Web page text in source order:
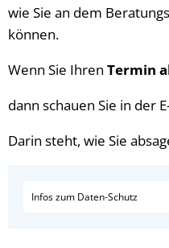
wie Sie an dem
können.
Wenn Sie Ihren Termin
dann schauen Sie in der
Darin steht, wie Sie
Infos zum Daten-Schutz